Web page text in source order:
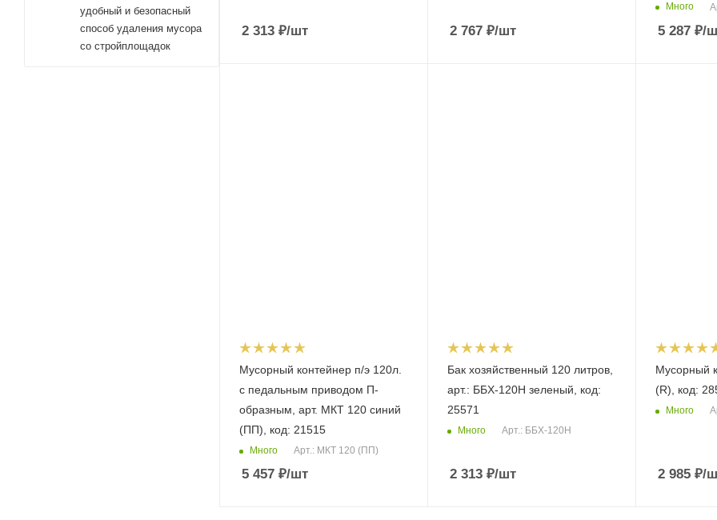
2 313 ₽/шт 2 767₽/шт
Много
5 287₽/
Мусорный контейнер п/э 120л.
с педальным приводом П-
образным, арт. МКТ 120 синий
(ПП), код: 21515
Много Арт.: МКТ 120 (ПП)
5 457 ₽/шт
Бак хозяйственный 120 литров,
арт.: ББХ-120Н зеленый, код:
25571
Много Арт.: ББХ-120Н
2 313₽/шт
Мусорный
(R), код:
Много
2 985₽/
удобный и безопасный
способ удаления мусора
со стройплощадок